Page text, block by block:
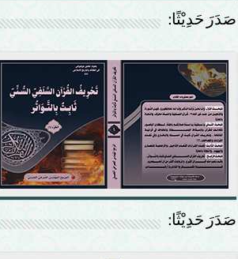
صَدَرَ حَدِيْثًا:
صَدَرَ حَدِيْثًا: